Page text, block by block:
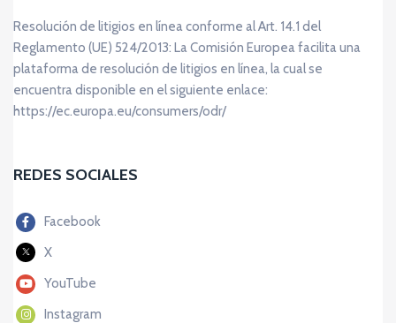
Resolución de litigios en línea conforme al Art. 14.1 del
Reglamento (UE) 524/2013: La Comisión Europea facilita una
plataforma de resolución de litigios en línea, la cual se
encuentra disponible en el siguiente enlace:
https://ec.europa.eu/consumers/odr/
REDES SOCIALES
Facebook
X
YouTube
Instagram